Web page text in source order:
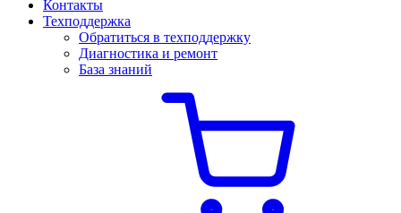
Контакты
Техподдержка
Обратиться в техподдержку
Диагностика и ремонт
База знаний